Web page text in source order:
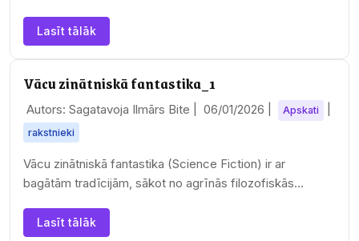
Lasīt tālāk
Vācu zinātniskā fantastika_1
Autors: Sagatavoja Ilmārs Bite | 06/01/2026 Apskati
rakstnieki
Vācu zinātniskā fantastika (Science Fiction) ir ar
bagātām tradīcijām, sākot no agrīnās filozofiskās
Lasīt tālāk